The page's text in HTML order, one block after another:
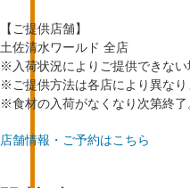
【ご提供店舗】
土佐清水ワールド 全店
※入荷状況によりご提供できな
※ご提供方法は各店により異なり
※食材の入荷がなくなり次第終了
店舗情報・ご予約はこちら